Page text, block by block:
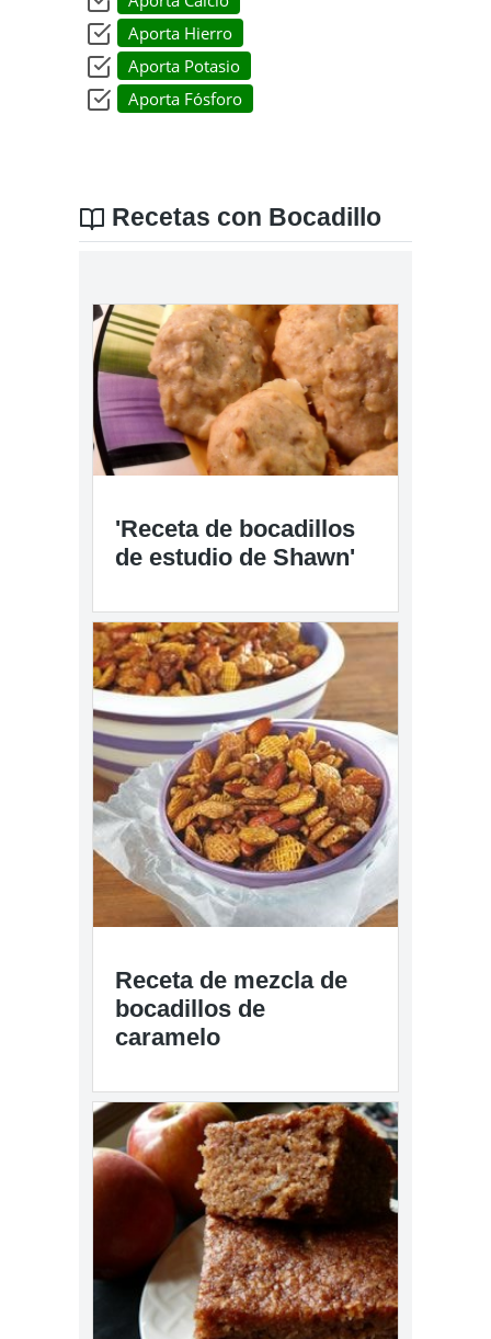
Aporta Hierro
Aporta Potasio
Aporta Fósforo
Recetas con Bocadillo
'Receta de bocadillos
de estudio de Shawn'
Receta de mezcla de
bocadillos de
caramelo